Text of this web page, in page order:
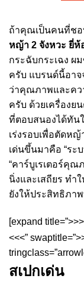
ถ้าคุณเป็นคนที่ชอ
หญ้า 2 จังหวะ ยี่ห้
กระฉับกระเฉง ผ
ครับ แบรนด์นี้อาจ
ว่าคุณภาพและคว
ครับ ด้วยเครื่องย
ที่ตอบสนองได้ทัน
เร่งรอบเพื่อตัดห
เด่นขึ้นมาคือ “ระ
“คาร์บูเรเตอร์คุณ
นิ่งและเสถียร ทำ
ยังให้ประสิทธิภา
[expand title=”>>>
<<<”
สเปกเด่น